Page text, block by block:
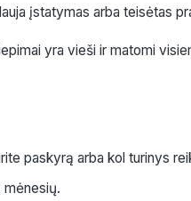
įstatymas arba teisėtas
yra vieši ir matomi
paskyrą arba kol turinys
mėnesių.